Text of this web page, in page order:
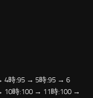
4時:95 → 5時:95 → 6
時:100 → 11時:100 →